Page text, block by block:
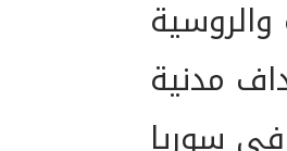
أهداف مدنية
في سوريا